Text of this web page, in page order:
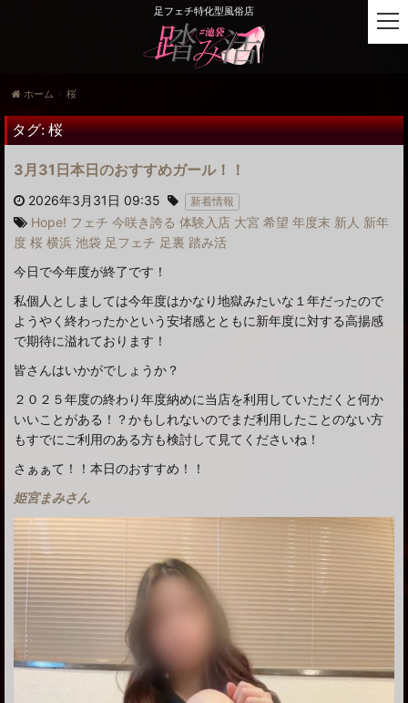
足フェチ特化型風俗店
ホーム 桜
タグ:桜
3月31日本日のおすすめガール！！
2026年3月31日 09:35 新着情報
Hope! フェチ 今咲き誇る 体験入店 大宮 希望 年度末 新人 新年
度 桜 横浜 池袋 足フェチ 足裏 踏み活
今日で今年度が終了です！
私個人としましては今年度はかなり地獄みたいな１年だったので
ようやく終わったかという安堵感とともに新年度に対する高揚感
で期待に溢れております！
皆さんはいかがでしょうか？
２０２５年度の終わり年度納めに当店を利用していただくと何か
いいことがある！？かもしれないのでまだ利用したことのない方
もすでにご利用のある方も検討して見てくださいね！
さぁぁて！！本日のおすすめ！！
姫宮まみさん
t
o
e